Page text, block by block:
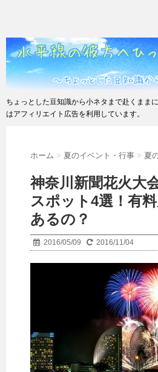
ちょっとした豆知識から小ネタまで赴くまま
はアフィリエイト広告を利用しています。
ホーム > 夏のイベント・行事 > 夏
神奈川新聞花火大
スポット4選！有
あるの？
2016/05/09 2016/11/04